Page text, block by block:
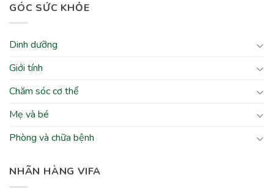
GÓC SỨC KHỎE
Dinh dưỡng
Giới tính
Chăm sóc cơ thể
Mẹ và bé
Phòng và chữa bệnh
NHÃN HÀNG VIFA